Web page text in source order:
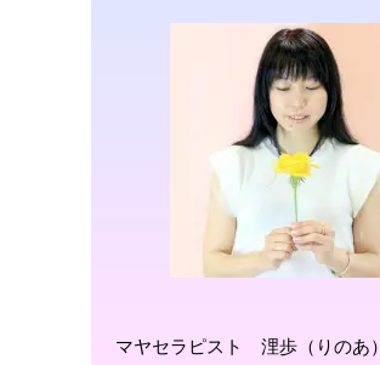
マヤセラピスト 浬歩（りのあ）